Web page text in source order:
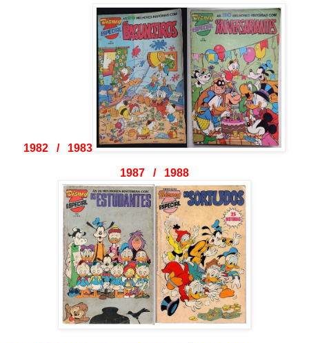
1982 / 1983
1987 / 1988